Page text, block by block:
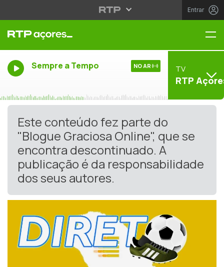
Entrar
Sempre a Tempo NO AR TV
RTP
Este conteúdo fez parte do
"Blogue Graciosa Online", que se
encontra descontinuado. A
publicação é da responsabilidade
dos seus autores.